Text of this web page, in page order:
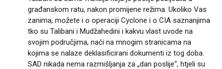
građanskom ratu, nakon promijene režima. Ukoliko Vas
zanima, možete i o operaciji Cyclone i o CIA saznanjima
tko su Talibani i Mudžahedini i kakvu vlast uvode na
svojim područjima, naći na mnogim stranicama na
kojima se nalaze deklasificirani dokumenti iz tog doba.
SAD nikada nema razmišljanja za „dan poslije“, htjeli su